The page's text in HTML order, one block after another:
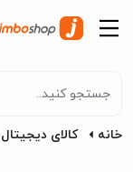
خانه کالای دیجیتال